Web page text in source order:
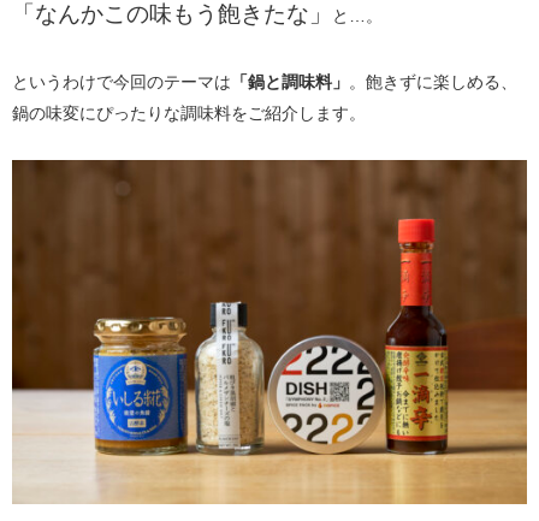
「なんかこの味もう飽きたな」 と…。
というわけで今回のテーマは 「鍋と調味料」 。飽きずに楽しめる、
鍋の味変にぴったりな調味料をご紹介します。